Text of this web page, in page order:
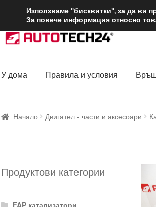
ДОСТАВКА от
Skip
to
Skip
to
У дома
Правила и условия
Начало Двигател - части и аксесоари
Продуктови категории
FAP катализатори
Използваме "бисквитки", за да ви
За повече информация относно